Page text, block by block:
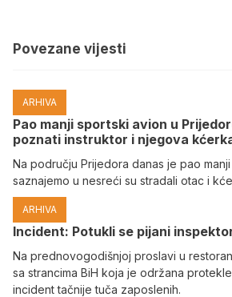
Povezane vijesti
ARHIVA
Pao manji sportski avion u
poznati instruktor i njegova
Na području Prijedora danas je pao
saznajemo u nesreći su stradali otac i
ARHIVA
Incident: Potukli se pijani
Na prednovogodišnjoj proslavi u
sa strancima BiH koja je održana
incident tačnije tuča zaposlenih.